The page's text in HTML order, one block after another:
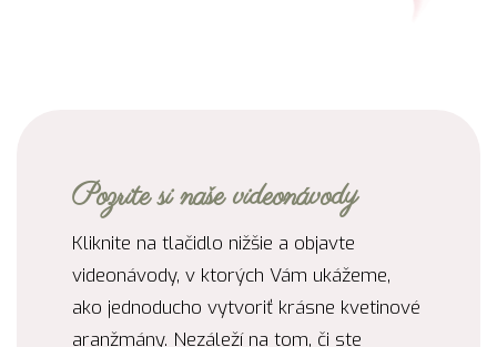
Pozrite si naše videonávody
Kliknite na tlačidlo nižšie a objavte
videonávody, v ktorých Vám ukážeme,
ako jednoducho vytvoriť krásne kvetinové
aranžmány. Nezáleží na tom, či ste